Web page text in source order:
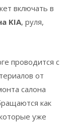
включать в
KIA, руля,
проводится с
от
салона
как
уже